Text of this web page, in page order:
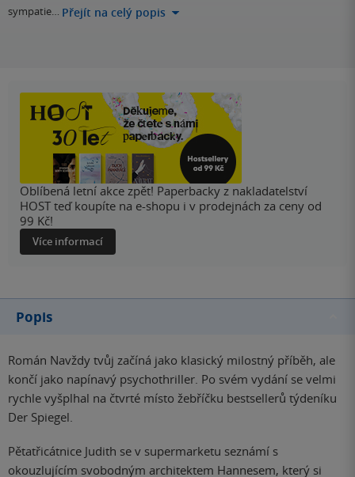
sympatie… Přejít na celý popis
Oblíbená letní akce zpět! Paperbacky z nakladatelství
HOST teď koupíte na e-shopu i v prodejnách za ceny od
99 Kč!
Více informací
Popis
Román Navždy tvůj začíná jako klasický milostný příběh, ale
končí jako napínavý psychothriller. Po svém vydání se velmi
rychle vyšplhal na čtvrté místo žebříčku bestsellerů týdeníku
Der Spiegel.
Pětatřicátnice Judith se v supermarketu seznámí s
okouzlujícím svobodným architektem Hannesem, který si